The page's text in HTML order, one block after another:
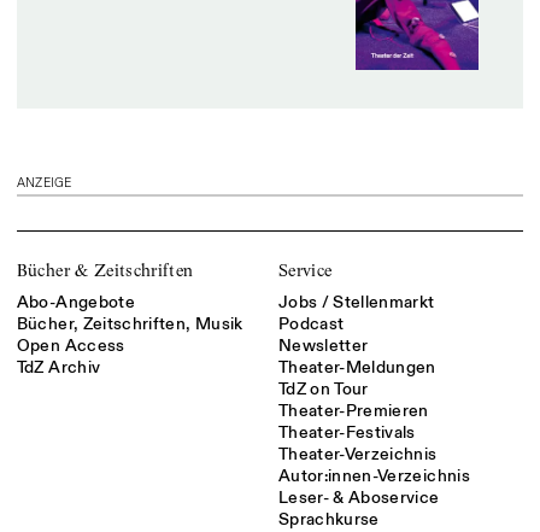
ANZEIGE
Bücher & Zeitschriften
Abo-Angebote
Bücher, Zeitschriften, Musik
Open Access
TdZ Archiv
Service
Jobs / Stellenmarkt
Podcast
Newsletter
Theater-Meldungen
TdZ on Tour
Theater-Premieren
Theater-Festivals
Theater-Verzeichnis
Autor:innen-Verzeichnis
Leser- & Aboservice
Sprachkurse